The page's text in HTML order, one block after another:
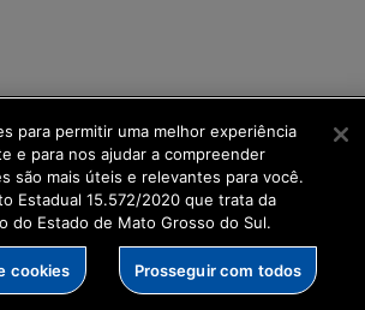
para permitir uma melhor experiência
e para nos ajudar a compreender
são mais úteis e relevantes para você.
Estadual 15.572/2020 que trata da
do Estado de Mato Grosso do Sul.
cookies Prosseguir com todos